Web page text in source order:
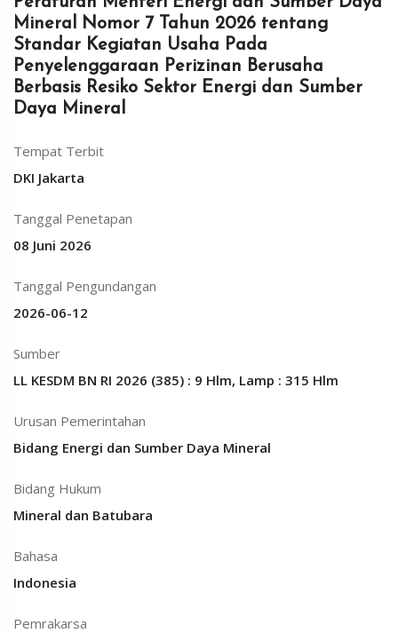
Mineral Nomor 7 Tahun 2026 tentang
Standar Kegiatan Usaha Pada
Penyelenggaraan Perizinan Berusaha
Berbasis Resiko Sektor Energi dan Sumber
Daya Mineral
Tempat Terbit
DKI Jakarta
Tanggal Penetapan
08 Juni 2026
Tanggal Pengundangan
2026-06-12
Sumber
LL KESDM BN RI 2026 (385) : 9 Hlm, Lamp : 315 Hlm
Urusan Pemerintahan
Bidang Energi dan Sumber Daya Mineral
Bidang Hukum
Mineral dan Batubara
Bahasa
Indonesia
Pemrakarsa